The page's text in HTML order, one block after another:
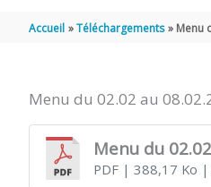
EVÈNEMENTS
Accueil Téléchargements Menu
Menu du 02.02 au
Menu du
PDF| 388,17 Ko |